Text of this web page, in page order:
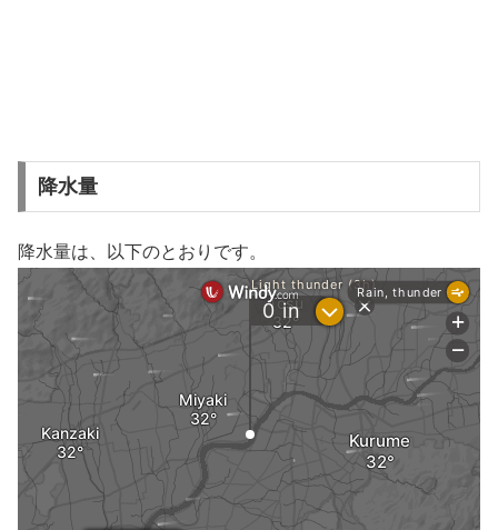
降水量
降水量は、以下のとおりです。